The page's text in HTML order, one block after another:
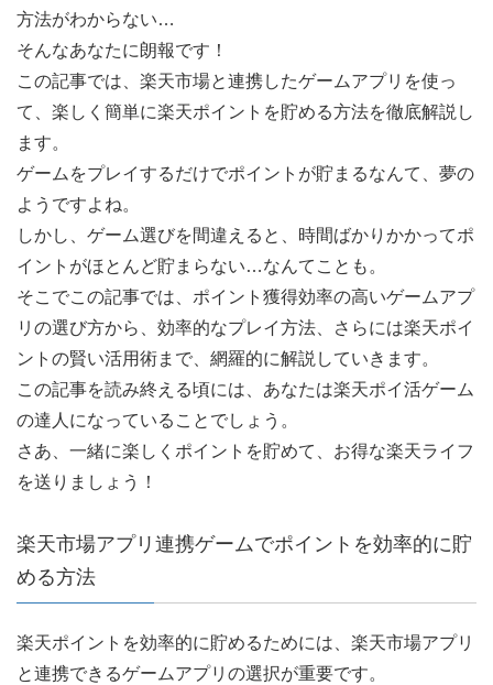
方法がわからない…
そんなあなたに朗報です！
この記事では、楽天市場と連携したゲームアプリを使っ
て、楽しく簡単に楽天ポイントを貯める方法を徹底解説し
ます。
ゲームをプレイするだけでポイントが貯まるなんて、夢の
ようですよね。
しかし、ゲーム選びを間違えると、時間ばかりかかってポ
イントがほとんど貯まらない…なんてことも。
そこでこの記事では、ポイント獲得効率の高いゲームアプ
リの選び方から、効率的なプレイ方法、さらには楽天ポイ
ントの賢い活用術まで、網羅的に解説していきます。
この記事を読み終える頃には、あなたは楽天ポイ活ゲーム
の達人になっていることでしょう。
さあ、一緒に楽しくポイントを貯めて、お得な楽天ライフ
を送りましょう！
楽天市場アプリ連携ゲームでポイントを効率的に貯
める方法
楽天ポイントを効率的に貯めるためには、楽天市場アプリ
と連携できるゲームアプリの選択が重要です。